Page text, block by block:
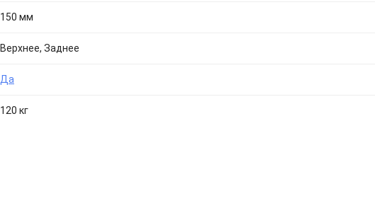
150 мм
Верхнее, Заднее
Да
120 кг